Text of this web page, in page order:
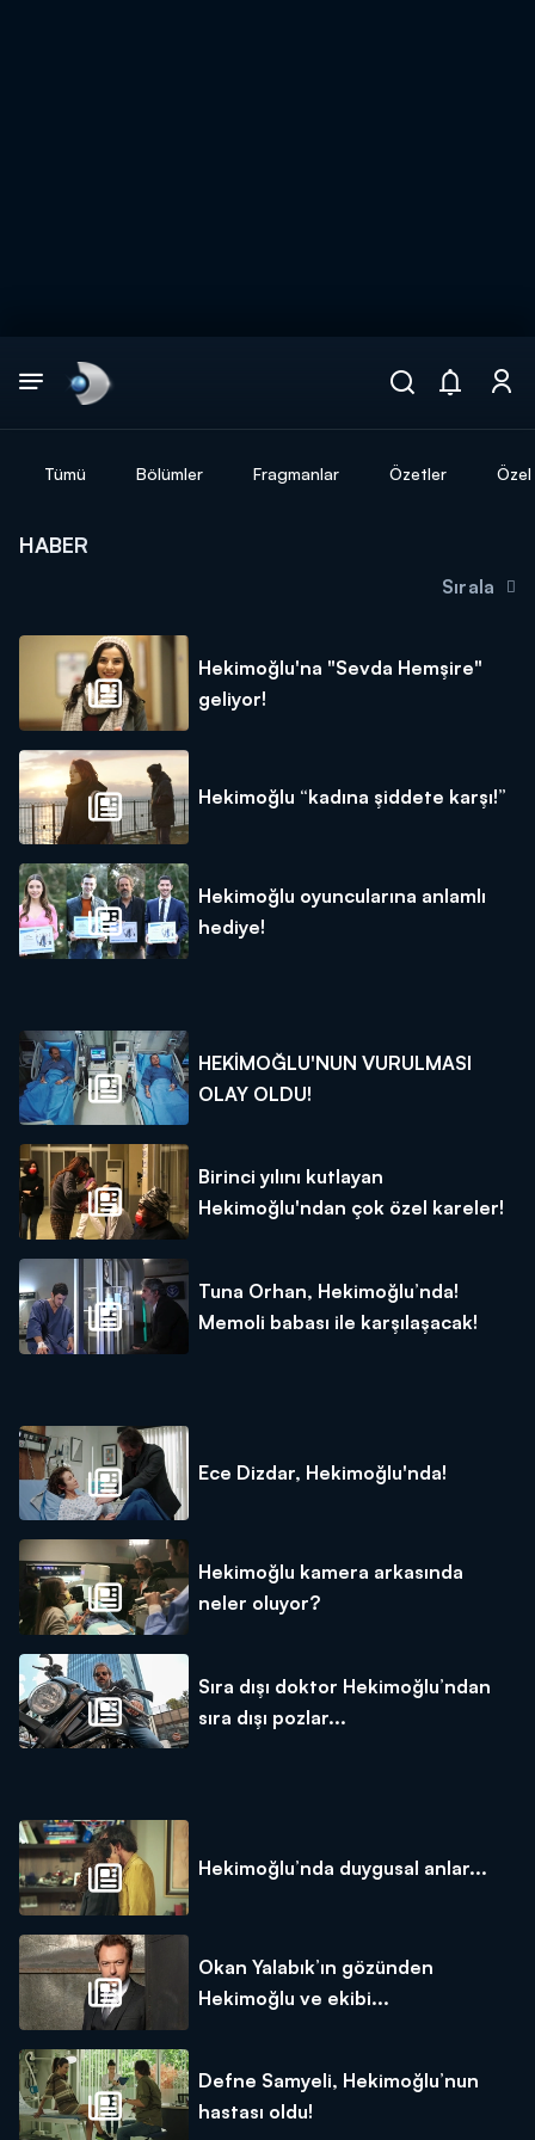
Tümü Bölümler Fragmanlar Özetler
HABER
Sırala
Hekimoğlu'na "Sevda Hemşire"
geliyor!
Hekimoğlu “kadına şiddete karşı!”
Hekimoğlu oyuncularına anlamlı
hediye!
HEKİMOĞLU'NUN VURULMASI
OLAY OLDU!
Birinci yılını kutlayan
Hekimoğlu'ndan çok özel kareler!
Tuna Orhan, Hekimoğlu’nda!
Memoli babası ile karşılaşacak!
Ece Dizdar, Hekimoğlu'nda!
Hekimoğlu kamera arkasında
neler oluyor?
Sıra dışı doktor Hekimoğlu’ndan
sıra dışı pozlar...
Hekimoğlu’nda duygusal anlar...
Okan Yalabık’ın gözünden
Hekimoğlu ve ekibi...
Defne Samyeli, Hekimoğlu’nun
hastası oldu!